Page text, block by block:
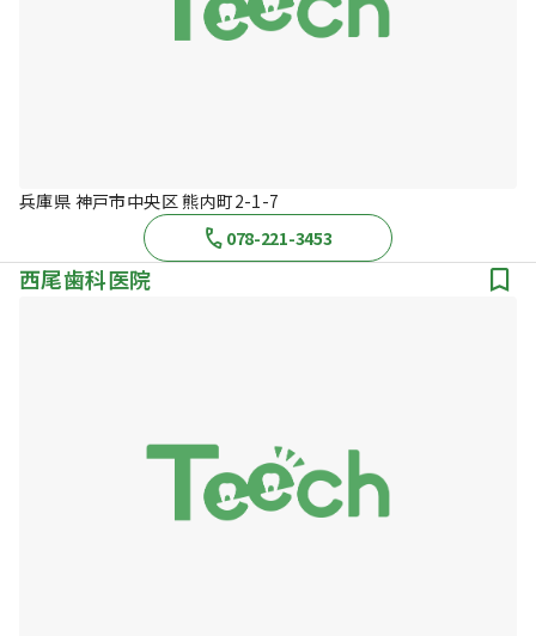
兵庫県 神戸市中央区 熊内町2-1-7
078-221-3453
西尾歯科医院